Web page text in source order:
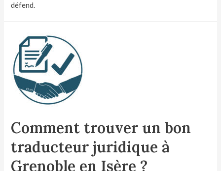
défend.
Comment trouver un bon
traducteur juridique à
Grenoble en Isère ?